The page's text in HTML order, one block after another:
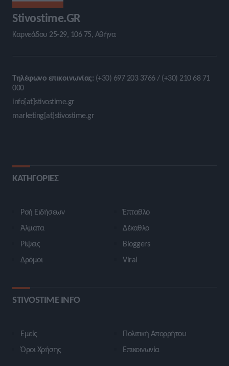
Stivostime.GR
Καρνεάδου 25-29, 106 75, Αθήνα
Τηλέφωνο επικοινωνίας: (+30) 697 203 3766 / (+30) 210 68 71
000
info[at]stivostime.gr
marketing[at]stivostime.gr
ΚΑΤΗΓΟΡΙΕΣ
Ροή Ειδήσεων
Άλματα
Ρίψεις
Δρόμοι
Έπταθλο
Δέκαθλο
Bloggers
Viral
STIVOSTIME INFO
Εμείς
Όροι Χρήσης
Πολιτική Απορρήτου
Επικοινωνία